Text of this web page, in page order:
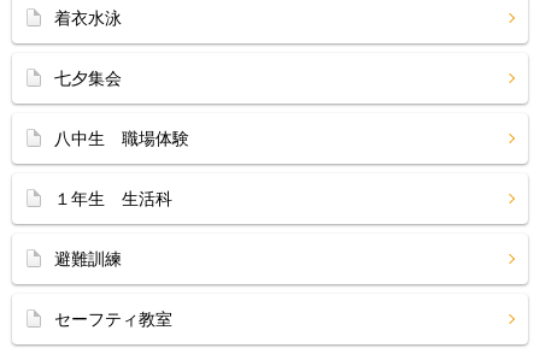
着衣水泳
七夕集会
八中生 職場体験
１年生 生活科
避難訓練
セーフティ教室